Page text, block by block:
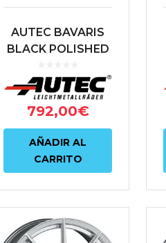
AUTEC BAVARIS
BLACK POLISHED
66.6 NEGRO
792,00€
AÑADIR AL
CARRITO